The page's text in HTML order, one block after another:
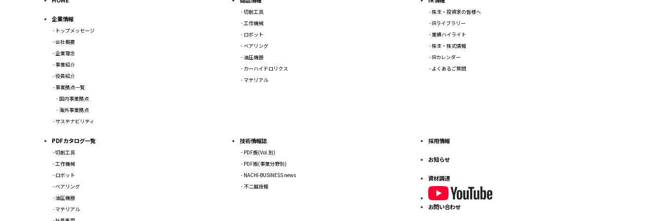
企業情報
トップメッセージ
会社概要
企業理念
事業紹介
役員紹介
事業拠点一覧
国内事業拠点
海外事業拠点
サステナビリティ
切削工具
工作機械
ロボット
ベアリング
油圧機器
カーハイドロリクス
マテリアル
株主・投資家の皆様へ
IRライブラリー
業績ハイライト
株主・株式情報
IRカレンダー
よくあるご質問
PDFカタログ一覧
切削工具
工作機械
ロボット
ベアリング
油圧機器
マテリアル
技術情報誌
PDF版(Vol.別)
PDF版(事業分野別)
NACHI-BUSINESS news
不二越技報
採用情報
お知らせ
資材調達
お問い合わせ